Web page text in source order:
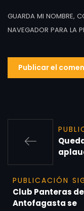
GUARDA MI NOMBRE,
NAVEGADOR PARA LA
PUBLICACIÓN
Club Panteras
Antofagasta se